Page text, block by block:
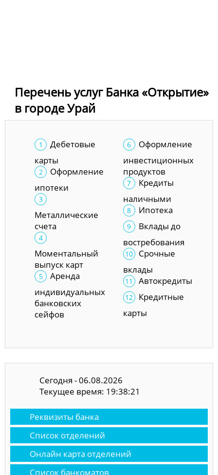
Перечень услуг Банка «Открытие»
в городе Урай
Дебетовые
карты
Оформление
ипотеки
Металлические
счета
Моментальный
выпуск карт
Аренда
индивидуальных
банковских
сейфов
Оформление
инвестиционных
продуктов
Кредиты
наличными
Ипотека
Вклады до
востребования
Срочные
вклады
Автокредиты
Кредитные
карты
Сегодня - 06.08.2026
Текущее время: 19:38:22
Реквизиты банка
Список отделений
Онлайн карта отделений
Список банкоматов